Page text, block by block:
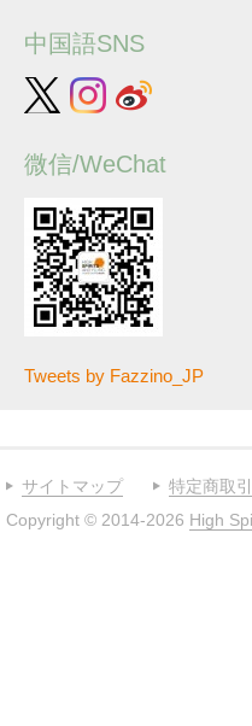
中国語SNS
微信/WeChat
Tweets by Fazzino_JP
サイトマップ 特定商取
Copyright © 2014-2026 High